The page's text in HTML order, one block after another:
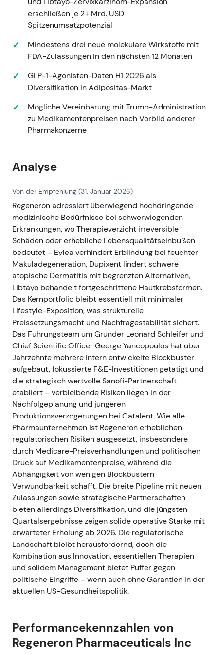
Margenkontrolle, Labelausdehnungen und
internationale Durchdringung
Langfristiger Aufwärtstrend; Dupixent-
Meilensteine fungierten als Katalysatoren für
gerichtete Kursbewegungen.
2025 – Anhaltende kommerzielle Stärke
und Pipeline-Updates
Regeneron meldete weiterhin starke EYLEA-
Umsätze und lieferte regelmäßige Pipeline-
Updates; Berichte aus 2025 bestätigten die
Das Unternehmensprofil wurde als
cashgenerierender Kernfranchise-Betrieb
Kapitalrückführungen finanziert; die
Bewertung war Gegenstand von Debatten
zwischen kurzfristigen Multiplikatoren
(Dupixent-Wachstum) und längerfristigem
Upside (Onkologie-Zulassungen)[20],[15].
Konstruktive Handelsspanne mit
Kursanstiegen bei positiven Überraschungen
und Daten; moderate Rücksetzer im Rahmen
normaler Gewinnmitnahmen.
11. Jul. 2026 – Kurs-Snapshot und
Marktpositionierung
REGN-Aktienkurs (aktueller maßgeblicher
Wert): 664,52 USD per diesem Datum.
Mitte 2026 behandeln Anleger Regeneron
offenbar als großes, diversifiziertes
Biotech/Biologika-Unternehmen – dauerhafte
Ophthalmologie- und Typ-2-Entzündungs-
Franchises (EYLEA, Dupixent) liefern den
Cashflow, während Onkologie und Antikörper
der nächsten Generation optionalen Upside
bieten[15] ,[16].
Ausgereifter Aufwärtstrend mit periodischen
Konsolidierungen und ereignisgetriebener
Volatilität, wie sie für hochqualitative Large-
Cap-Biotechs typisch ist.
erschließen je 2+ Mrd. USD
Spitzenumsatzpotenzial
Mindestens drei neue molekulare Wirkstoffe mit
FDA-Zulassungen in den nächsten 12 Monaten
GLP-1-Agonisten-Daten H1 2026 als
Diversifikation in Adipositas-Markt
Mögliche Vereinbarung mit Trump-Administration
zu Medikamentenpreisen nach Vorbild anderer
Pharmakonzerne
Analyse
Von der Empfehlung (31. Januar 2026)
Regeneron adressiert überwiegend hochdringende
medizinische Bedürfnisse bei schwerwiegenden
Erkrankungen, wo Therapieverzicht irreversible
Schäden oder erhebliche Lebensqualitätseinbußen
bedeutet – Eylea verhindert Erblindung bei feuchter
Makuladegeneration, Dupixent lindert schwere
atopische Dermatitis mit begrenzten Alternativen,
Libtayo behandelt fortgeschrittene Hautkrebsformen.
Das Kernportfolio bleibt essentiell mit minimaler
Lifestyle-Exposition, was strukturelle
Preissetzungsmacht und Nachfragestabilität sichert.
Das Führungsteam um Gründer Leonard Schleifer und
Chief Scientific Officer George Yancopoulos hat über
Jahrzehnte mehrere intern entwickelte Blockbuster
aufgebaut, fokussierte F&E-Investitionen getätigt und
die strategisch wertvolle Sanofi-Partnerschaft
etabliert – verbleibende Risiken liegen in der
Nachfolgeplanung und jüngeren
Produktionsverzögerungen bei Catalent. Wie alle
Pharmaunternehmen ist Regeneron erheblichen
regulatorischen Risiken ausgesetzt, insbesondere
durch Medicare-Preisverhandlungen und politischen
Druck auf Medikamentenpreise, während die
Abhängigkeit von wenigen Blockbustern
Verwundbarkeit schafft. Die breite Pipeline mit neuen
Zulassungen sowie strategische Partnerschaften
bieten allerdings Diversifikation, und die jüngsten
Quartalsergebnisse zeigen solide operative Stärke mit
erwarteter Erholung ab 2026. Die regulatorische
Landschaft bleibt herausfordernd, doch die
Kombination aus Innovation, essentiellen Therapien
und solidem Management bietet Puffer gegen
politische Eingriffe – wenn auch ohne Garantien in der
aktuellen US-Gesundheitspolitik.
Performancekennzahlen von
Regeneron Pharmaceuticals Inc